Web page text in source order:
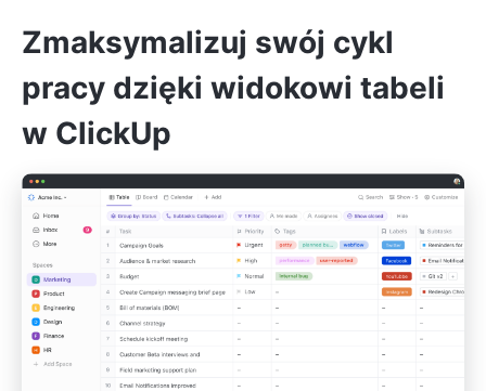
Zmaksymalizuj swój cykl
pracy dzięki widokowi tabeli
w ClickUp